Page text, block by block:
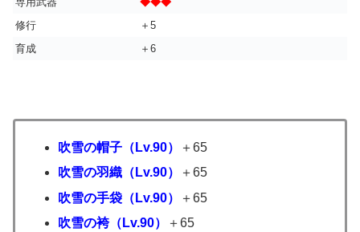
修行
＋5
育成
＋6
吹雪の帽子（Lv.90）
＋65
吹雪の羽織（Lv.90）
＋65
吹雪の手袋（Lv.90）
＋65
吹雪の袴（Lv.90）
＋65